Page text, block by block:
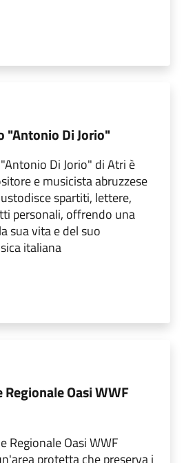
"Antonio Di Jorio"
Di Jorio" di Atri è
e musicista abruzzese
spartiti, lettere,
personali, offrendo una
sua vita e del suo
italiana
Oasi WWF
Regionale Oasi WWF
protetta che preserva i